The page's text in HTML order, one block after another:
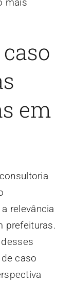
mais
em
relevância
prefeituras.
caso